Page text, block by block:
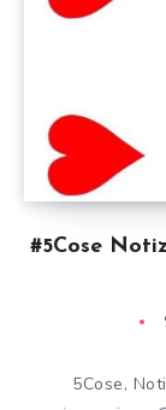
#5Cose
5Cose,